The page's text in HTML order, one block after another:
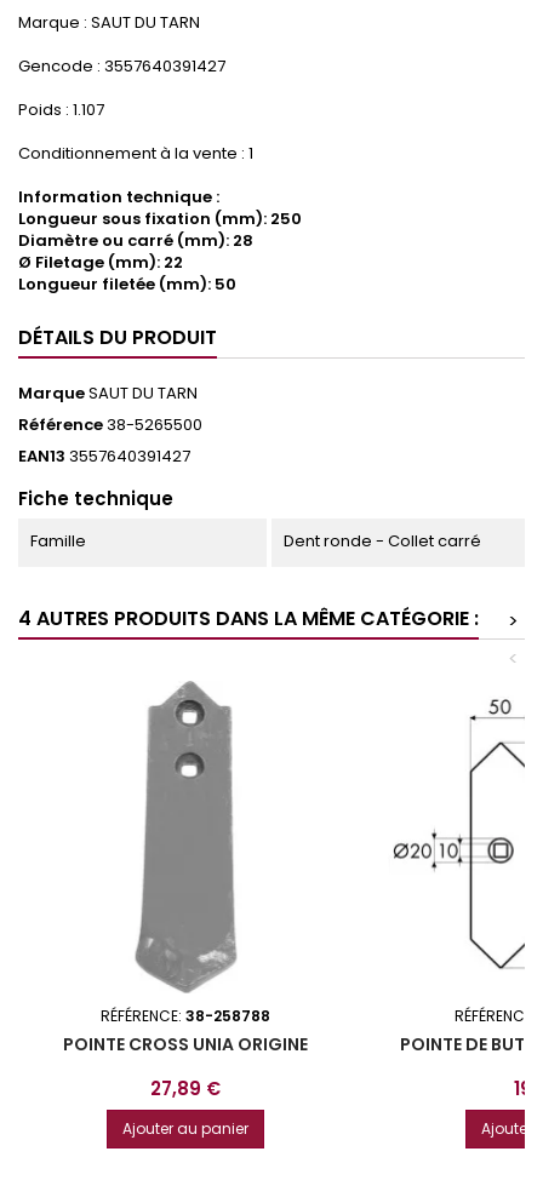
Marque : SAUT DU TARN
Gencode : 3557640391427
Poids : 1.107
Conditionnement à la vente : 1
Information technique :
Longueur sous fixation (mm): 250
Diamètre ou carré (mm): 28
Ø Filetage (mm): 22
Longueur filetée (mm): 50
DÉTAILS DU PRODUIT
MarqueSAUT DU TARN
Référence38-5265500
EAN13 3557640391427
Fiche technique
Famille Dent ronde - Collet carré
4 AUTRES PRODUITS DANS LA MÊME CATÉGORIE :
>
<
RÉFÉRENCE: 38-258788
POINTE CROSS UNIA ORIGINE
Prix
27,89 €
Ajouter au panier
RÉFÉRENCE:
POINTE DE
Prix
Ajouter